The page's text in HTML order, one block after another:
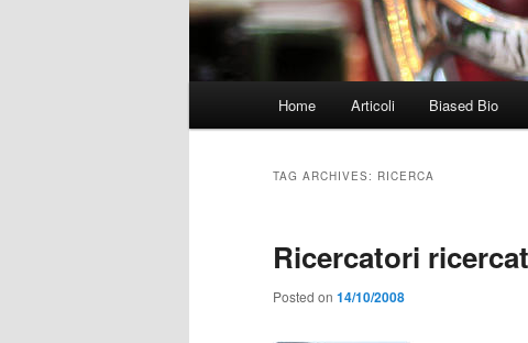
Home Articoli Biased Bio
TAG ARCHIVES: RICERCA
Ricercatori
Posted on 14/10/2008